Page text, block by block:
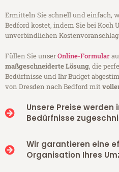
Ermitteln Sie schnell und einfach,
Bedford kostet, indem Sie bei Koch
unverbindlichen
Füllen Sie unserOnline-Formular
maßgeschneiderte Lösung, die
Bedürfnisse und Ihr Budget
von Dresden nach Bedford mit
Unsere Preise werden
Bedürfnisse
Wir garantieren eine
Organisation Ihres